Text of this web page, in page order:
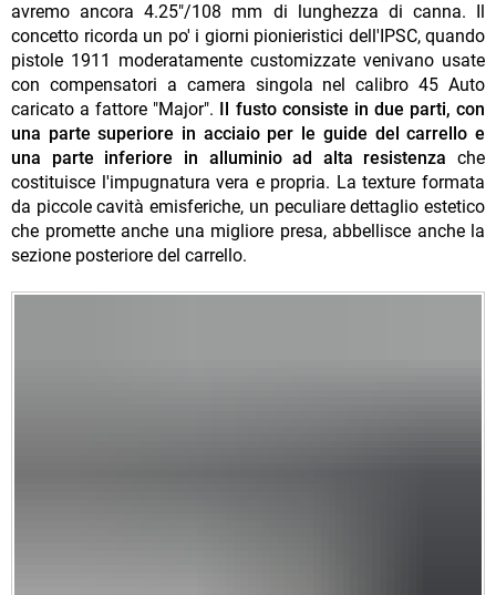
avremo ancora 4.25"/108 mm di lunghezza di canna. Il
concetto ricorda un po' i giorni pionieristici dell'IPSC, quando
pistole 1911 moderatamente customizzate venivano usate
con compensatori a camera singola nel calibro 45 Auto
caricato a fattore "Major".
Il fusto consiste in due parti, con
una parte superiore in acciaio per le guide del carrello e
una parte inferiore in alluminio ad alta resistenza che
costituisce l'impugnatura vera e propria. La texture formata
da piccole cavità emisferiche, un peculiare dettaglio estetico
che promette anche una migliore presa, abbellisce anche la
sezione posteriore del carrello.